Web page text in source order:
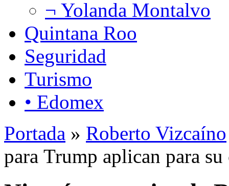
¬ Yolanda Montalvo
Quintana Roo
Seguridad
Turismo
• Edomex
Portada » Roberto Vizcaíno
para Trump aplican para